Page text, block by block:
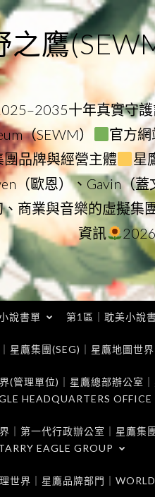
之鷹
十年真實守
（SEWM）
官方網
團品牌與經營主體
星
（歐恩）、Gavin（蓋
商業與音樂的虛擬集
資訊
說書單 第1區｜耽美小說
星鷹集團(SEG)｜星鷹地圖世
(管理單位)｜星鷹總部辦公室
HEADQUARTERS
｜第一代行政辦公室｜星鷹
EAGLE GROUP
世界｜星鷹品牌部門｜